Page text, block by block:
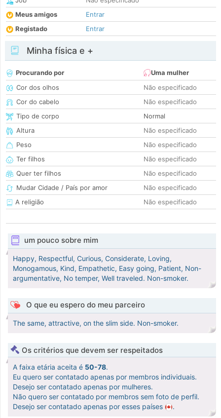
Meus amigos
Entrar
Registado
Entrar
Minha física e +
Procurando por
Uma mulher
Cor dos olhos
Não especificado
Cor do cabelo
Não especificado
Tipo de corpo
Normal
Altura
Não especificado
Peso
Não especificado
Ter filhos
Não especificado
Quer ter filhos
Não especificado
Mudar Cidade / País por amor
Não especificado
A religião
Não especificado
um pouco sobre mim
Happy, Respectful, Curious, Considerate, Loving,
Monogamous, Kind, Empathetic, Easy going, Patient, Non-
argumentative, No temper, Well traveled. Non-smoker.
O que eu espero do meu parceiro
The same, attractive, on the slim side. Non-smoker.
Os critérios que devem ser respeitados
A faixa etária aceita é 50-78.
Eu quero ser contatado apenas por membros individuais.
Desejo ser contatado apenas por mulheres.
Não quero ser contatado por membros sem foto de perfil.
Desejo ser contatado apenas por esses países
.